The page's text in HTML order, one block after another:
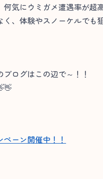
何気にウミガメ遭遇率が超
く、体験やスノーケルでも
ログはこの辺で～！！